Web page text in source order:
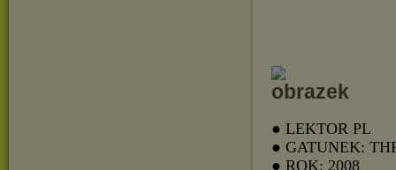
● LEKTOR PL
● GATUNEK:
● ROK: 2008